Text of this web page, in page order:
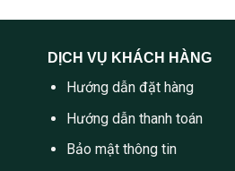
DỊCH VỤ KHÁCH HÀNG
Hướng dẫn đặt hàng
Hướng dẫn thanh toán
Bảo mật thông tin